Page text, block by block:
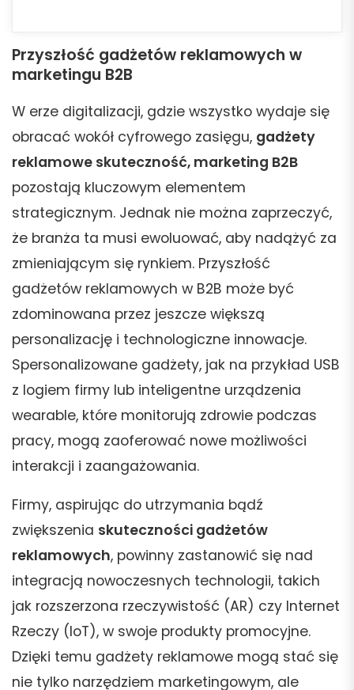
Przyszłość gadżetów reklamowych w
marketingu B2B
W erze digitalizacji, gdzie wszystko wydaje się
obracać wokół cyfrowego zasięgu, gadżety
reklamowe skuteczność, marketing B2B
pozostają kluczowym elementem
strategicznym. Jednak nie można zaprzeczyć,
że branża ta musi ewoluować, aby nadążyć za
zmieniającym się rynkiem. Przyszłość
gadżetów reklamowych w B2B może być
zdominowana przez jeszcze większą
personalizację i technologiczne innowacje.
Spersonalizowane gadżety, jak na przykład USB
z logiem firmy lub inteligentne urządzenia
wearable, które monitorują zdrowie podczas
pracy, mogą zaoferować nowe możliwości
interakcji i zaangażowania.
Firmy, aspirując do utrzymania bądź
zwiększenia skuteczności gadżetów
reklamowych, powinny zastanowić się nad
integracją nowoczesnych technologii, takich
jak rozszerzona rzeczywistość (AR) czy Internet
Rzeczy (IoT), w swoje produkty promocyjne.
Dzięki temu gadżety reklamowe mogą stać się
nie tylko narzędziem marketingowym, ale